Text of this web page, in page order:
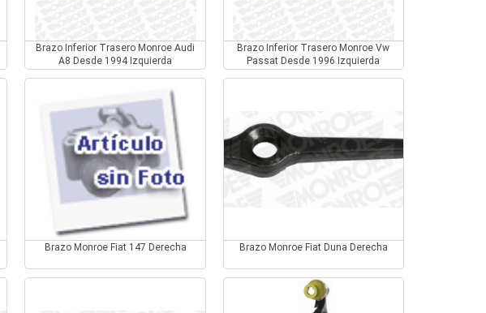
Brazo Inferior Trasero Monroe Audi
A8 Desde 1994 Izquierda
Brazo Inferior Trasero Monroe Vw
Passat Desde 1996 Izquierda
Brazo Monroe Fiat 147 Derecha Brazo Monroe Fiat Duna Derecha